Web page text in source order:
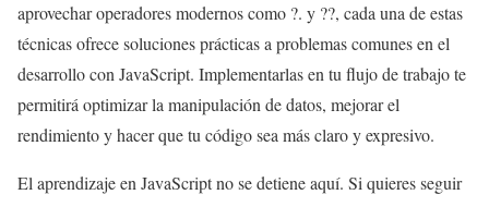
aprovechar operadores modernos como ?. y ??, cada una de estas
técnicas ofrece soluciones prácticas a problemas comunes en el
desarrollo con JavaScript. Implementarlas en tu flujo de trabajo te
permitirá optimizar la manipulación de datos, mejorar el
rendimiento y hacer que tu código sea más claro y expresivo.
El aprendizaje en JavaScript no se detiene aquí. Si quieres seguir